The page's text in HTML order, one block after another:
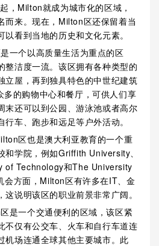
，Milton就成为城市化的区域，
而来。现在，Milton区还保留着当
看到当地的历史和文化元素。
一个以高质量生活为重点的区
整洁度一流。该区拥有各种类型的
立屋，再到独具特色的中世纪建筑
的购物中心和餐厅，可供人们享
末还可以到公园、游泳池或者高尔
车、跑步和远足等户外活动。
区也是澳大利亚教育的一个重
和学院，例如Griffith University、
of Technology和The University
方面，Milton区有许多在IT、金
说明该区的职业前景非常广阔。
是一个交通便利的区域，该区紧
不仅有公交车、火车和自行车道连
机场连通全球其他主要城市。此